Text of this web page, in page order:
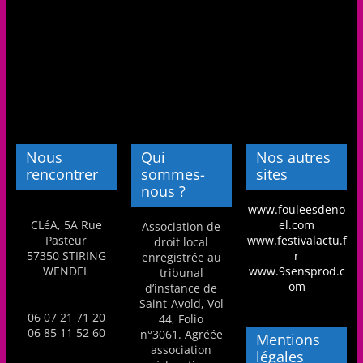
Nous
rencontrer
CLéA, 5A Rue
Pasteur
57350 STIRING
WENDEL
06 07 21 71 20
06 85 11 52 60
Qui
sommes-
nous ?
Association de
droit local
enregistrée au
tribunal
d’instance de
Saint-Avold, Vol
44, Folio
n°3061. Agréée
association
Nos autres
sites
www.fouleesdeno
el.com
www.festivalactu.f
r
www.9sensprod.c
om
Mentions
légales